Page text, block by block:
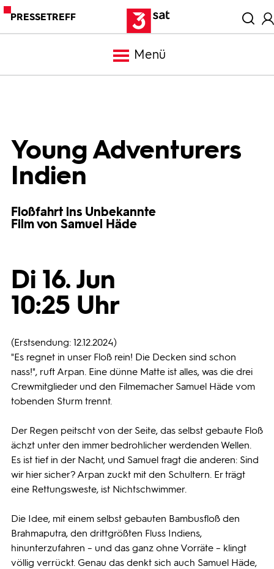
PRESSETREFF
Menü
Trailer
Programmwochen
Young Adventurers
Indien
Floßfahrt ins Unbekannte
Film von Samuel Häde
Di 16. Jun
10:25 Uhr
(Erstsendung: 12.12.2024)
"Es regnet in unser Floß rein! Die Decken sind schon
nass!", ruft Arpan. Eine dünne Matte ist alles, was die drei
Crewmitglieder und den Filmemacher Samuel Häde vom
tobenden Sturm trennt.
Der Regen peitscht von der Seite, das selbst gebaute Floß
ächzt unter den immer bedrohlicher werdenden Wellen.
Es ist tief in der Nacht, und Samuel fragt die anderen: Sind
wir hier sicher? Arpan zuckt mit den Schultern. Er trägt
eine Rettungsweste, ist Nichtschwimmer.
Die Idee, mit einem selbst gebauten Bambusfloß den
Brahmaputra, den drittgrößten Fluss Indiens,
hinunterzufahren – und das ganz ohne Vorräte – klingt
völlig verrückt. Genau das denkt sich auch Samuel Häde,